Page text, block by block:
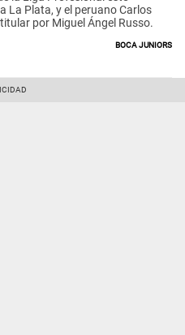
La Plata, y el peruano Carlos
por Miguel Ángel Russo.
Boca Juniors